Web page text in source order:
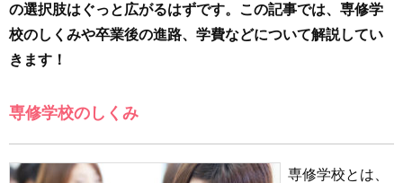
の選択肢はぐっと広がるはずです。この記事では、専修学
校のしくみや卒業後の進路、学費などについて解説してい
きます！
専修学校のしくみ
専修学校とは、